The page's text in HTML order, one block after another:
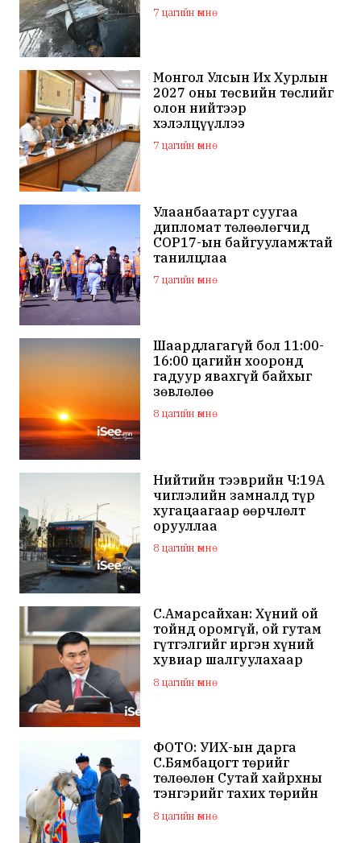
шатжээ
7 цагийн өмнө
Монгол Улсын Их Хурлын
2027 оны төсвийн төслийг
олон нийтээр
хэлэлцүүллээ
7 цагийн өмнө
Улаанбаатарт суугаа
дипломат төлөөлөгчид
COP17-ын байгууламжтай
танилцлаа
7 цагийн өмнө
Шаардлагагүй бол 11:00-
16:00 цагийн хооронд
гадуур явахгүй байхыг
зөвлөлөө
8 цагийн өмнө
Нийтийн тээврийн Ч:19А
чиглэлийн замналд түр
хугацаагаар өөрчлөлт
орууллаа
8 цагийн өмнө
С.Амарсайхан: Хүний ой
тойнд оромгүй, ой гутам
гүтгэлгийг иргэн хүний
хувиар шалгуулахаар
хуулийн байгууллагад
хандсан
8 цагийн өмнө
ФОТО: УИХ-ын дарга
С.Бямбацогт төрийг
төлөөлөн Сутай хайрхны
тэнгэрийг тахих төрийн
тахилгад оролцлоо
8 цагийн өмнө